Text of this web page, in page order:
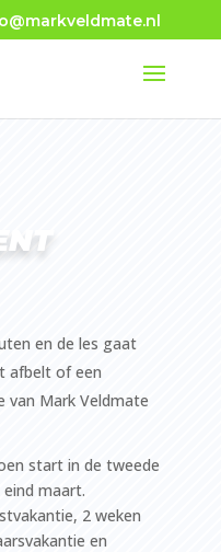
en de les gaat
afbelt of een
van Mark Veldmate
start in de tweede
maart.
2 weken
en